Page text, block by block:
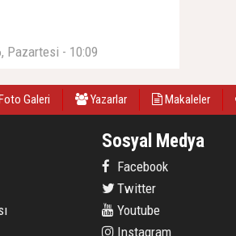
Pazartesi - 10:09
Galeri Yazarlar Makaleler
Sosyal Medya
Facebook
Twitter
Youtube
Instagram